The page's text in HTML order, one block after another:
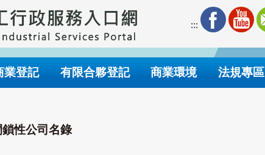
:::
業登記 有限合夥登記 商業環境 法規專區
鎖性公司名錄